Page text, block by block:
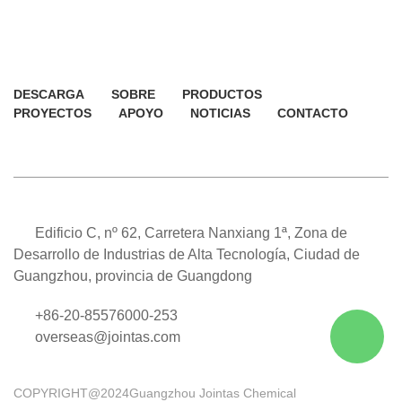
DESCARGA SOBRE
PRODUCTOS
PROYECTOS
APOYO NOTICIAS CONTACTO
Edificio C, nº 62, Carretera Nanxiang 1ª, Zona de
Desarrollo de Industrias de Alta Tecnología, Ciudad de
Guangzhou, provincia de Guangdong
+86-20-85576000-253
overseas@jointas.com
COPYRIGHT@2024Guangzhou Jointas Chemical